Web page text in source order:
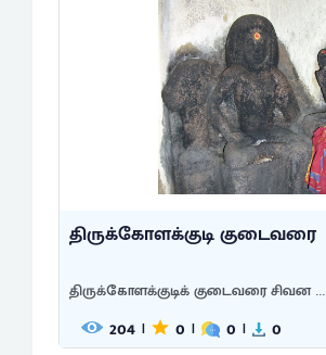
திருக்கோளக்குடி குடைவரை
திருக்கோளக்குடிக் குடைவரை சிவன ...
204 | 0 | 0 | 0